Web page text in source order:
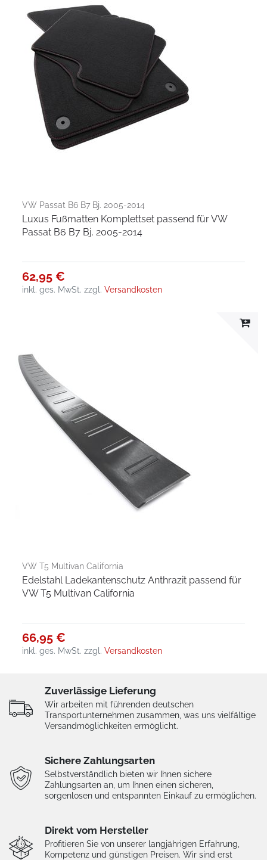
VW Passat B6 B7 Bj. 2005-2014
Luxus Fußmatten Komplettset passend für VW
Passat B6 B7 Bj. 2005-2014
62,95 €
inkl. ges. MwSt. zzgl.Versandkosten
VW T5 Multivan California
Edelstahl Ladekantenschutz Anthrazit passend für
VW T5 Multivan California
66,95 €
inkl. ges. MwSt. zzgl.Versandkosten
Zuverlässige Lieferung
Wir arbeiten mit führenden deutschen
Transportunternehmen zusammen, was uns vielfältige
Versandmöglichkeiten ermöglicht.
Sichere Zahlungsarten
Selbstverständlich bieten wir Ihnen sichere
Zahlungsarten an, um Ihnen einen sicheren,
sorgenlosen und entspannten Einkauf zu ermöglichen.
Direkt vom Hersteller
Profitieren Sie von unserer langjährigen Erfahrung,
Kompetenz und günstigen Preisen. Wir sind erst